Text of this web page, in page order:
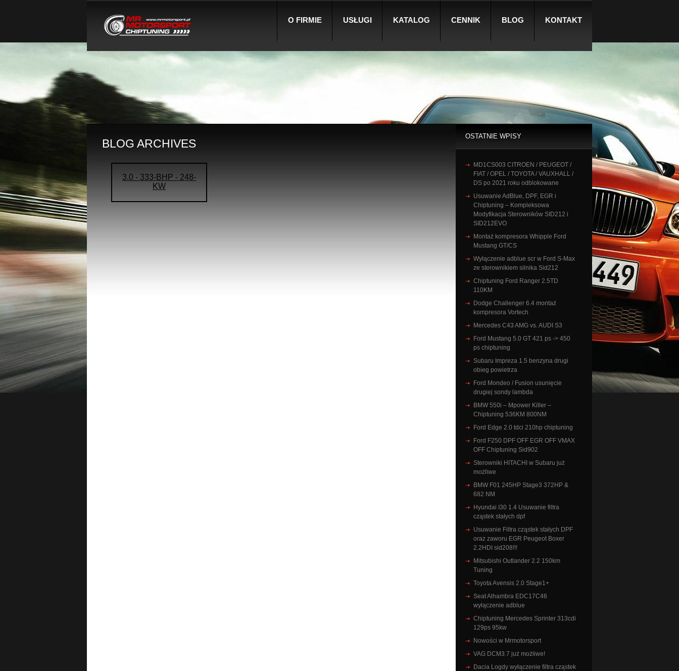
O FIRMIE USŁUGI KATALOG CENNIK BLOG KONTAKT
BLOG ARCHIVES
3.0 - 333-BHP - 248-
KW
OSTATNIE WPISY
MD1CS003 CITROEN / PEUGEOT /
FIAT / OPEL / TOYOTA / VAUXHALL /
DS po 2021 roku odblokowane
Usuwanie AdBlue, DPF, EGR i
Chiptuning – Kompleksowa
Modyfikacja Sterowników SID212 i
SID212EVO
Montaż kompresora Whipple Ford
Mustang GT/CS
Wyłączenie adblue scr w Ford S-Max
ze sterownikiem silnika Sid212
Chiptuning Ford Ranger 2.5TD
110KM
Dodge Challenger 6.4 montaż
kompresora Vortech
Mercedes C43 AMG vs. AUDI S3
Ford Mustang 5.0 GT 421 ps -> 450
ps chiptuning
Subaru Impreza 1.5 benzyna drugi
obieg powietrza
Ford Mondeo / Fusion usunięcie
drugiej sondy lambda
BMW 550i – Mpower Killer –
Chiptuning 536KM 800NM
Ford Edge 2.0 tdci 210hp chiptuning
Ford F250 DPF OFF EGR OFF VMAX
OFF Chiptuning Sid902
Sterowniki HITACHI w Subaru już
możliwe
BMW F01 245HP Stage3 372HP &
682 NM
Hyundai I30 1.4 Usuwanie filtra
cząstek stałych dpf
Usuwanie Filtra cząstek stałych DPF
oraz zaworu EGR Peugeot Boxer
2.2HDI sid208!!!
Mitsubishi Outlander 2.2 150km
Tuning
Toyota Avensis 2.0 Stage1+
Seat Alhambra EDC17C46
wyłączenie adblue
Chiptuning Mercedes Sprinter 313cdi
129ps 95kw
Nowości w Mrmotorsport
VAG DCM3.7 już możliwe!
Dacia Logdy wyłączenie filtra cząstek